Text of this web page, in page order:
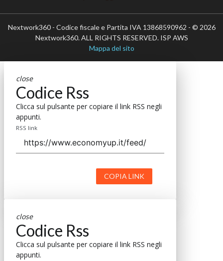
Nextwork360 - Codice fiscale e Partita IVA 13868590962 - © 2026
Nextwork360. ALL RIGHTS RESERVED. ISP AWS
Mappa del sito
close
Codice Rss
Clicca sul pulsante per copiare il link RSS negli
appunti.
RSS link
COPIA LINK
close
Codice Rss
Clicca sul pulsante per copiare il link RSS negli
appunti.